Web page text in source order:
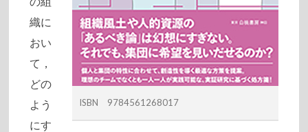
ISBN 9784561268017
織に
おい
て，
どの
よう
にす